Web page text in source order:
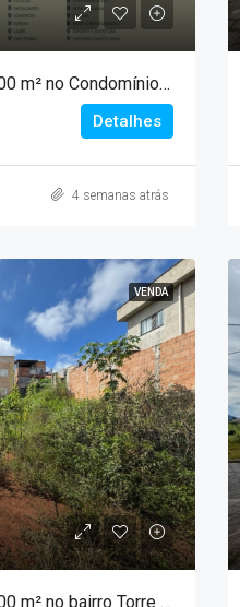
VENDA – Terreno de 319,00 m² no Condomínio Águas da Mantiqueira!!!
Detalhes
4 semanas atrás
VENDA
VENDA – Terreno de 295,00 m² no bairro Torre Alta!!!